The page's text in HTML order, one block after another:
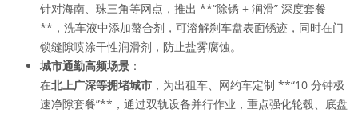
针对海南、珠三角等网点，推出 **“除锈 + 润滑” 深度套餐
**，洗车液中添加螯合剂，可溶解刹车盘表面锈迹，同时在门
锁缝隙喷涂干性润滑剂，防止盐雾腐蚀。
城市通勤高频场景 ：
在北上广深等拥堵城市 ，为出租车、网约车定制 **“10 分钟极
速净隙套餐”**，通过双轨设备并行作业，重点强化轮毂、底盘